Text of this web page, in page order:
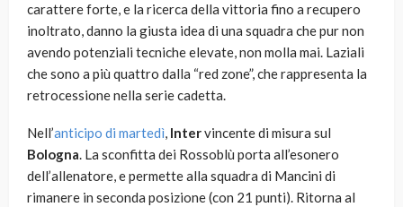
carattere forte, e la ricerca della vittoria fino a recupero
inoltrato, danno la giusta idea di una squadra che pur non
avendo potenziali tecniche elevate, non molla mai. Laziali
che sono a più quattro dalla “red zone”, che rappresenta la
retrocessione nella serie cadetta.
Nell’anticipo di martedì, Intervincente di misura sul
Bologna. La sconfitta dei Rossoblù porta all’esonero
dell’allenatore, e permette alla squadra di Mancini di
rimanere in seconda posizione (con 21 punti). Ritorna al